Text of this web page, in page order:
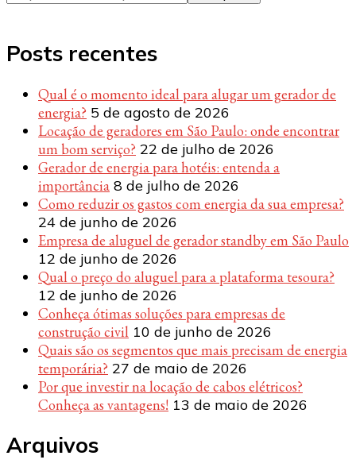
Posts recentes
Qual é o momento ideal para alugar um gerador de
energia? 5 de agosto de 2026
Locação de geradores em São Paulo: onde encontrar
um bom serviço? 22 de julho de 2026
Gerador de energia para hotéis: entenda a
importância 8 de julho de 2026
Como reduzir os gastos com energia da sua empresa?
24 de junho de 2026
Empresa de aluguel de gerador standby em São Paulo
12 de junho de 2026
Qual o preço do aluguel para a plataforma tesoura?
12 de junho de 2026
Conheça ótimas soluções para empresas de
construção civil 10 de junho de 2026
Quais são os segmentos que mais precisam de energia
temporária? 27 de maio de 2026
Por que investir na locação de cabos elétricos?
Conheça as vantagens! 13 de maio de 2026
Arquivos